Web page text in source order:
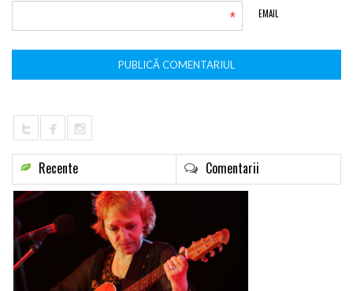
EMAIL
*
Recente Comentarii